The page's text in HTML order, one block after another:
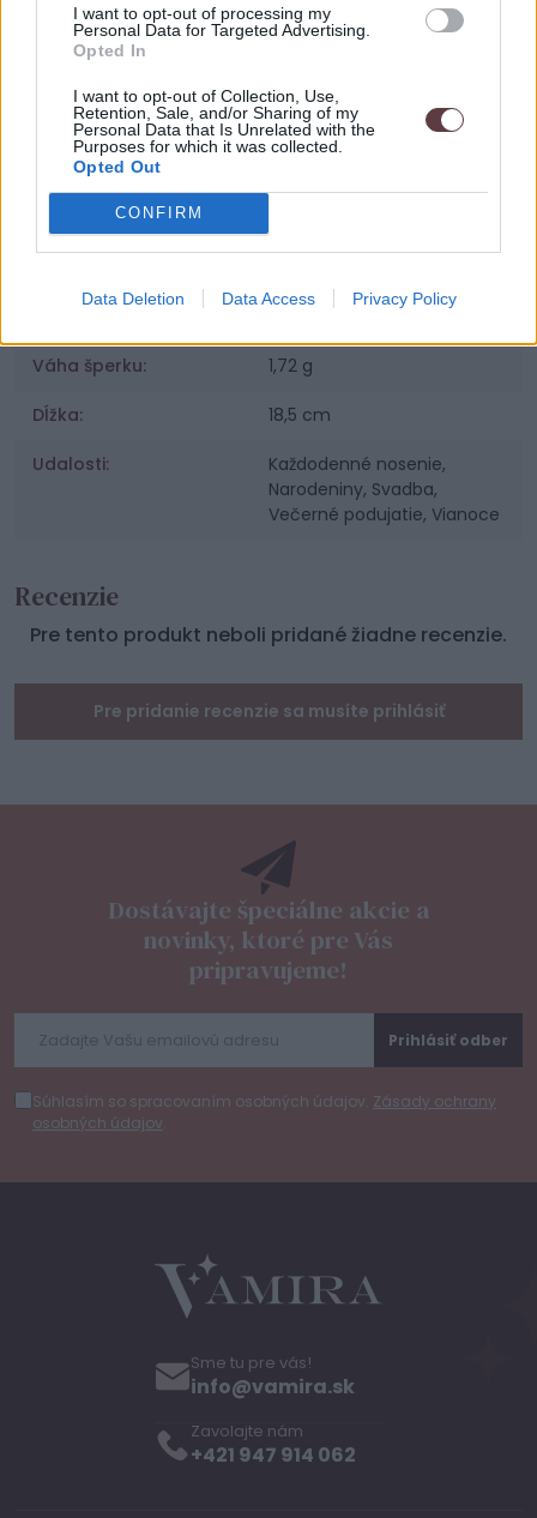
I want to opt-out of processing my
Personal Data for Targeted Advertising.
Opted In
I want to opt-out of Collection, Use,
Retention, Sale, and/or Sharing of my
Personal Data that Is Unrelated with the
Purposes for which it was collected.
Opted Out
CONFIRM
Data Deletion Data Access Privacy Policy
Parametre
Výrobca: Vamira
Kategórie:
Váha šperku: 1,72 g
Dĺžka: 18,5 cm
Udalosti:
Každodenné nosenie,
Narodeniny, Svadba,
Večerné podujatie, Vianoce
Recenzie
Pre tento produkt neboli pridané žiadne recenzie.
Pre pridanie recenzie sa musíte prihlásiť
Dostávajte špeciálne akcie a
novinky, ktoré pre Vás
pripravujeme!
Súhlasím so spracovaním osobných údajov. Zásady ochrany
osobných údajov.
Prihlásiť odber
Sme tu pre vás!
info@vamira.sk
Zavolajte nám
+421 947 914 062